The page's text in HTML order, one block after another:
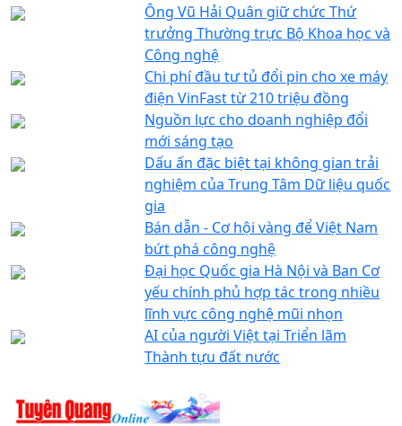
Ông Vũ Hải Quân giữ chức Thứ
trưởng Thường trực Bộ Khoa học và
Công nghệ
Chi phí đầu tư tủ đổi pin cho xe máy
điện VinFast từ 210 triệu đồng
Nguồn lực cho doanh nghiệp đổi
mới sáng tạo
Dấu ấn đặc biệt tại không gian trải
nghiệm của Trung Tâm Dữ liệu quốc
gia
Bán dẫn - Cơ hội vàng để Việt Nam
bứt phá công nghệ
Đại học Quốc gia Hà Nội và Ban Cơ
yếu chính phủ hợp tác trong nhiều
lĩnh vực công nghệ mũi nhọn
AI của người Việt tại Triển lãm
Thành tựu đất nước